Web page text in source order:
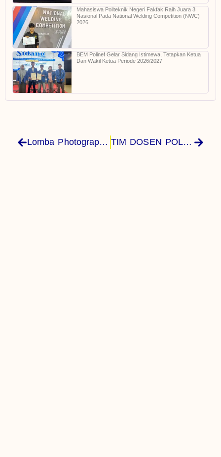
Mahasiswa Politeknik Negeri Fakfak Raih Juara 3
Nasional Pada National Welding Competition (NWC)
2026
BEM Polinef Gelar Sidang Istimewa, Tetapkan Ketua
Dan Wakil Ketua Periode 2026/2027
Lomba Photography PORSENI Ke XIII Banjarmasin 2022 TIM DOSEN POLINEF ADAKAN LAUNCHING FORUM PALA FAKFAK DAN WORKSHOP PETANI PALA